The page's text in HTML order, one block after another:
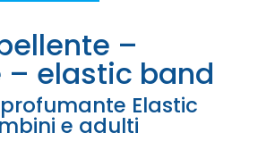
elastic band
Elastic
e adulti